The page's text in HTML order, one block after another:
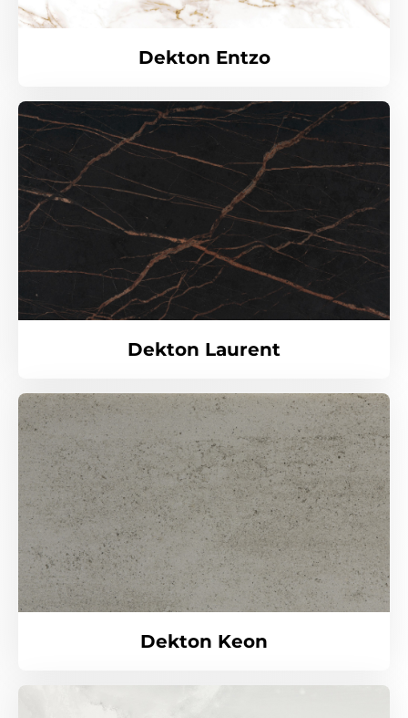
Dekton Entzo
Dekton Laurent
Dekton Keon